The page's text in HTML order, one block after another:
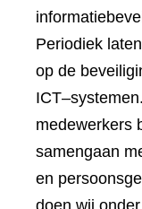
Periodiek
op de
medewerkers
samengaan
en
doen wij